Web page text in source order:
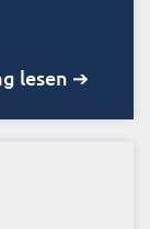
lesen ➔